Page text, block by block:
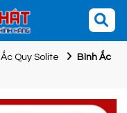
Ắc Quy Solite
Bình Ắc